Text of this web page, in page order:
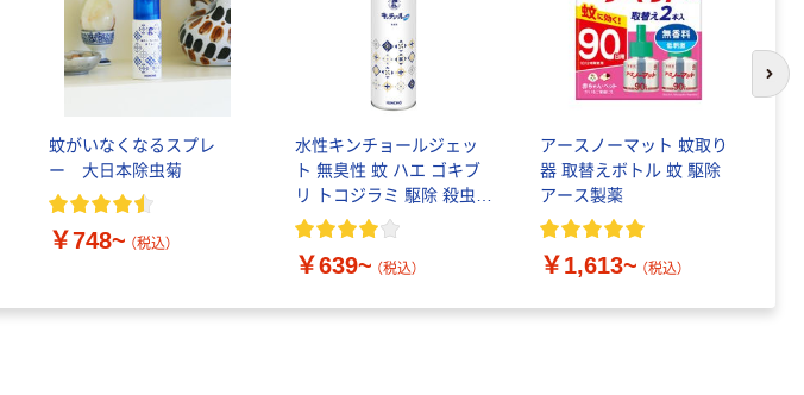
蚊がいなくなるスプレ
ー 大日本除虫菊
￥748~ （税込）
水性キンチョールジェッ
ト 無臭性 蚊 ハエ ゴキブ
リ トコジラミ 駆除 殺虫剤
スプレー 大日本除虫菊
￥639~ （税込）
アースノーマット 蚊取り
器 取替えボトル 蚊 駆除
アース製薬
￥1,613~ （税込）
次